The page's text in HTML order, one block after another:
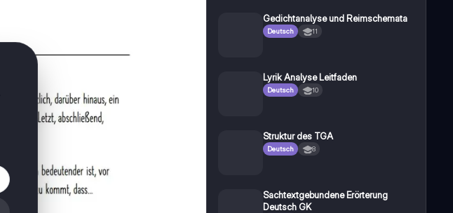
Gedichtanalyse und Reimschemata
Deutsch 11
Lyrik Analyse Leitfaden
Deutsch 10
Struktur des TGA
Deutsch 8
Sachtextgebundene Erörterung
Deutsch GK